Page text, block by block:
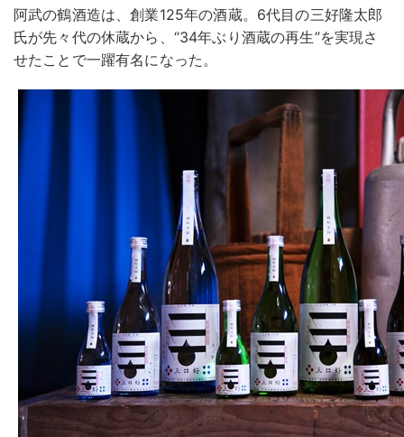
阿武の鶴酒造は、創業125年の酒蔵。6代目の三好隆太郎
氏が先々代の休蔵から、“34年ぶり酒蔵の再生”を実現さ
せたことで一躍有名になった。